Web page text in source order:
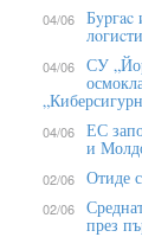
04/06 Бypгac
04/06 СУ
04/06 ЕС
и
02/06 Отиде
02/06
през